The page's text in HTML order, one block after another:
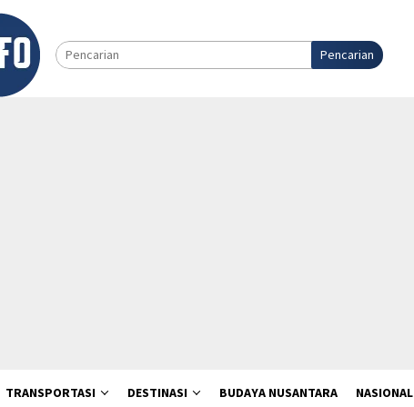
Pencarian
TRANSPORTASI DESTINASI BUDAYA NUSANTARA NASIONAL